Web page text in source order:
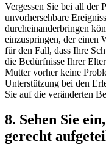
Vergessen Sie bei all der
unvorhersehbare
durcheinanderbringen
einzuspringen, der einen
für den Fall, dass Ihre
die Bedürfnisse Ihrer
Mutter vorher keine
Unterstützung bei den
Sie auf die veränderten
8. Sehen Sie
gerecht